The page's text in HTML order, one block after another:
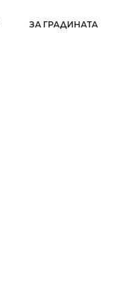
ЗА ГРАДИНАТА